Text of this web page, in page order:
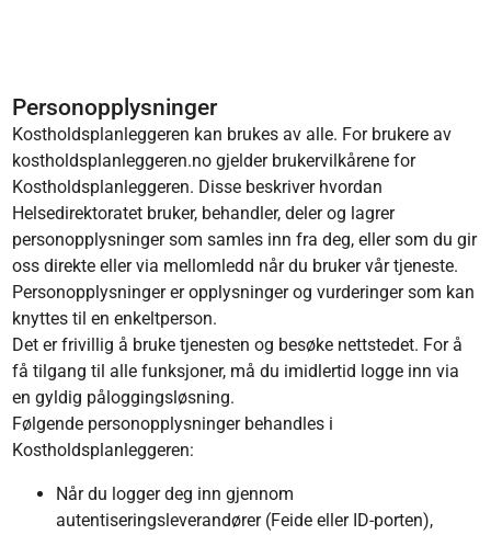
Personopplysninger
Kostholdsplanleggeren kan brukes av alle. For brukere av
kostholdsplanleggeren.no gjelder brukervilkårene for
Kostholdsplanleggeren. Disse beskriver hvordan
Helsedirektoratet bruker, behandler, deler og lagrer
personopplysninger som samles inn fra deg, eller som du gir
oss direkte eller via mellomledd når du bruker vår tjeneste.
Personopplysninger er opplysninger og vurderinger som kan
knyttes til en enkeltperson.
Det er frivillig å bruke tjenesten og besøke nettstedet. For å
få tilgang til alle funksjoner, må du imidlertid logge inn via
en gyldig påloggingsløsning.
Følgende personopplysninger behandles i
Kostholdsplanleggeren:
Når du logger deg inn gjennom
autentiseringsleverandører (Feide eller ID-porten),